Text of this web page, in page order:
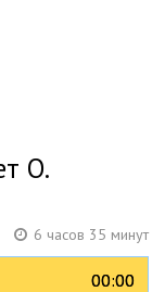
О.
6 часов 35 минут
00:00
00:00